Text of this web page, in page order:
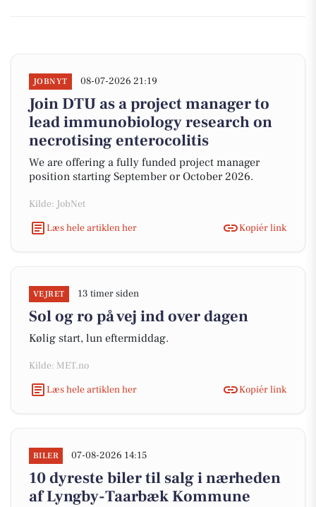
JOBNYT 08-07-2026 21:19
Join DTU as a project manager to
lead immunobiology research on
necrotising enterocolitis
We are offering a fully funded project manager
position starting September or October 2026.
Kilde: JobNet
Læs hele artiklen her
Kopiér link
VEJRET 13 timer siden
Sol og ro på vej ind over dagen
Kølig start, lun eftermiddag.
Kilde: MET.no
Læs hele artiklen her
Kopiér link
BILER 07-08-2026 14:15
10 dyreste biler til salg i nærheden
af Lyngby-Taarbæk Kommune